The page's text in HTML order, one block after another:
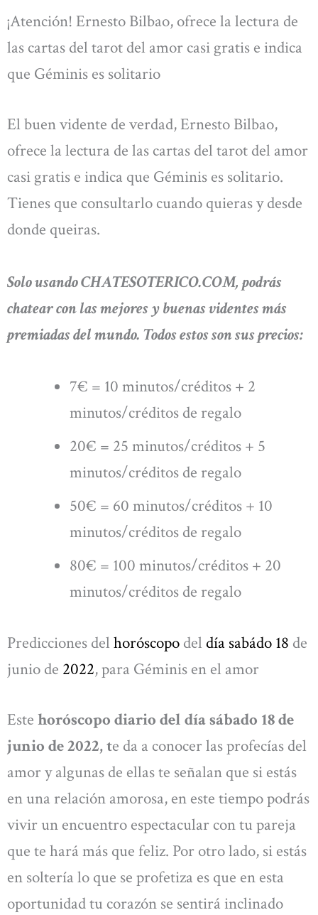
¡Atención! Ernesto Bilbao, ofrece la lectura de
las cartas del tarot del amor casi gratis e indica
que Géminis es solitario
El buen vidente de verdad, Ernesto Bilbao,
ofrece la lectura de las cartas del tarot del amor
casi gratis e indica que Géminis es solitario.
Tienes que consultarlo cuando quieras y desde
donde queiras.
Solo usando CHATESOTERICO.COM, podrás
chatear con las mejores y buenas videntes más
premiadas del mundo. Todos estos son sus precios:
7€ = 10 minutos/créditos + 2
minutos/créditos de regalo
20€ = 25 minutos/créditos + 5
minutos/créditos de regalo
50€ = 60 minutos/créditos + 10
minutos/créditos de regalo
80€ = 100 minutos/créditos + 20
minutos/créditos de regalo
Predicciones del horóscopo del día sabádo 18 de
junio de 2022, para Géminis en el amor
Este horóscopo diario del día sábado 18 de
junio de 2022, te da a conocer las profecías del
amor y algunas de ellas te señalan que si estás
en una relación amorosa, en este tiempo podrás
vivir un encuentro espectacular con tu pareja
que te hará más que feliz. Por otro lado, si estás
en soltería lo que se profetiza es que en esta
oportunidad tu corazón se sentirá inclinado